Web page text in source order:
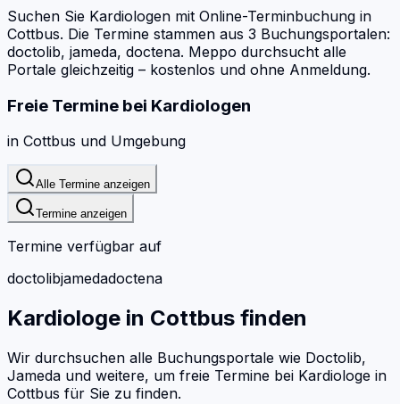
Suchen Sie Kardiologen mit Online-Terminbuchung in
Cottbus. Die Termine stammen aus 3 Buchungsportalen:
doctolib, jameda, doctena. Meppo durchsucht alle
Portale gleichzeitig – kostenlos und ohne Anmeldung.
Freie Termine bei Kardiologen
in Cottbus und Umgebung
Alle Termine anzeigen
Termine anzeigen
Termine verfügbar auf
doctolibjamedadoctena
Kardiologe in Cottbus finden
Wir durchsuchen alle Buchungsportale wie Doctolib,
Jameda und weitere, um freie Termine bei Kardiologe in
Cottbus für Sie zu finden.